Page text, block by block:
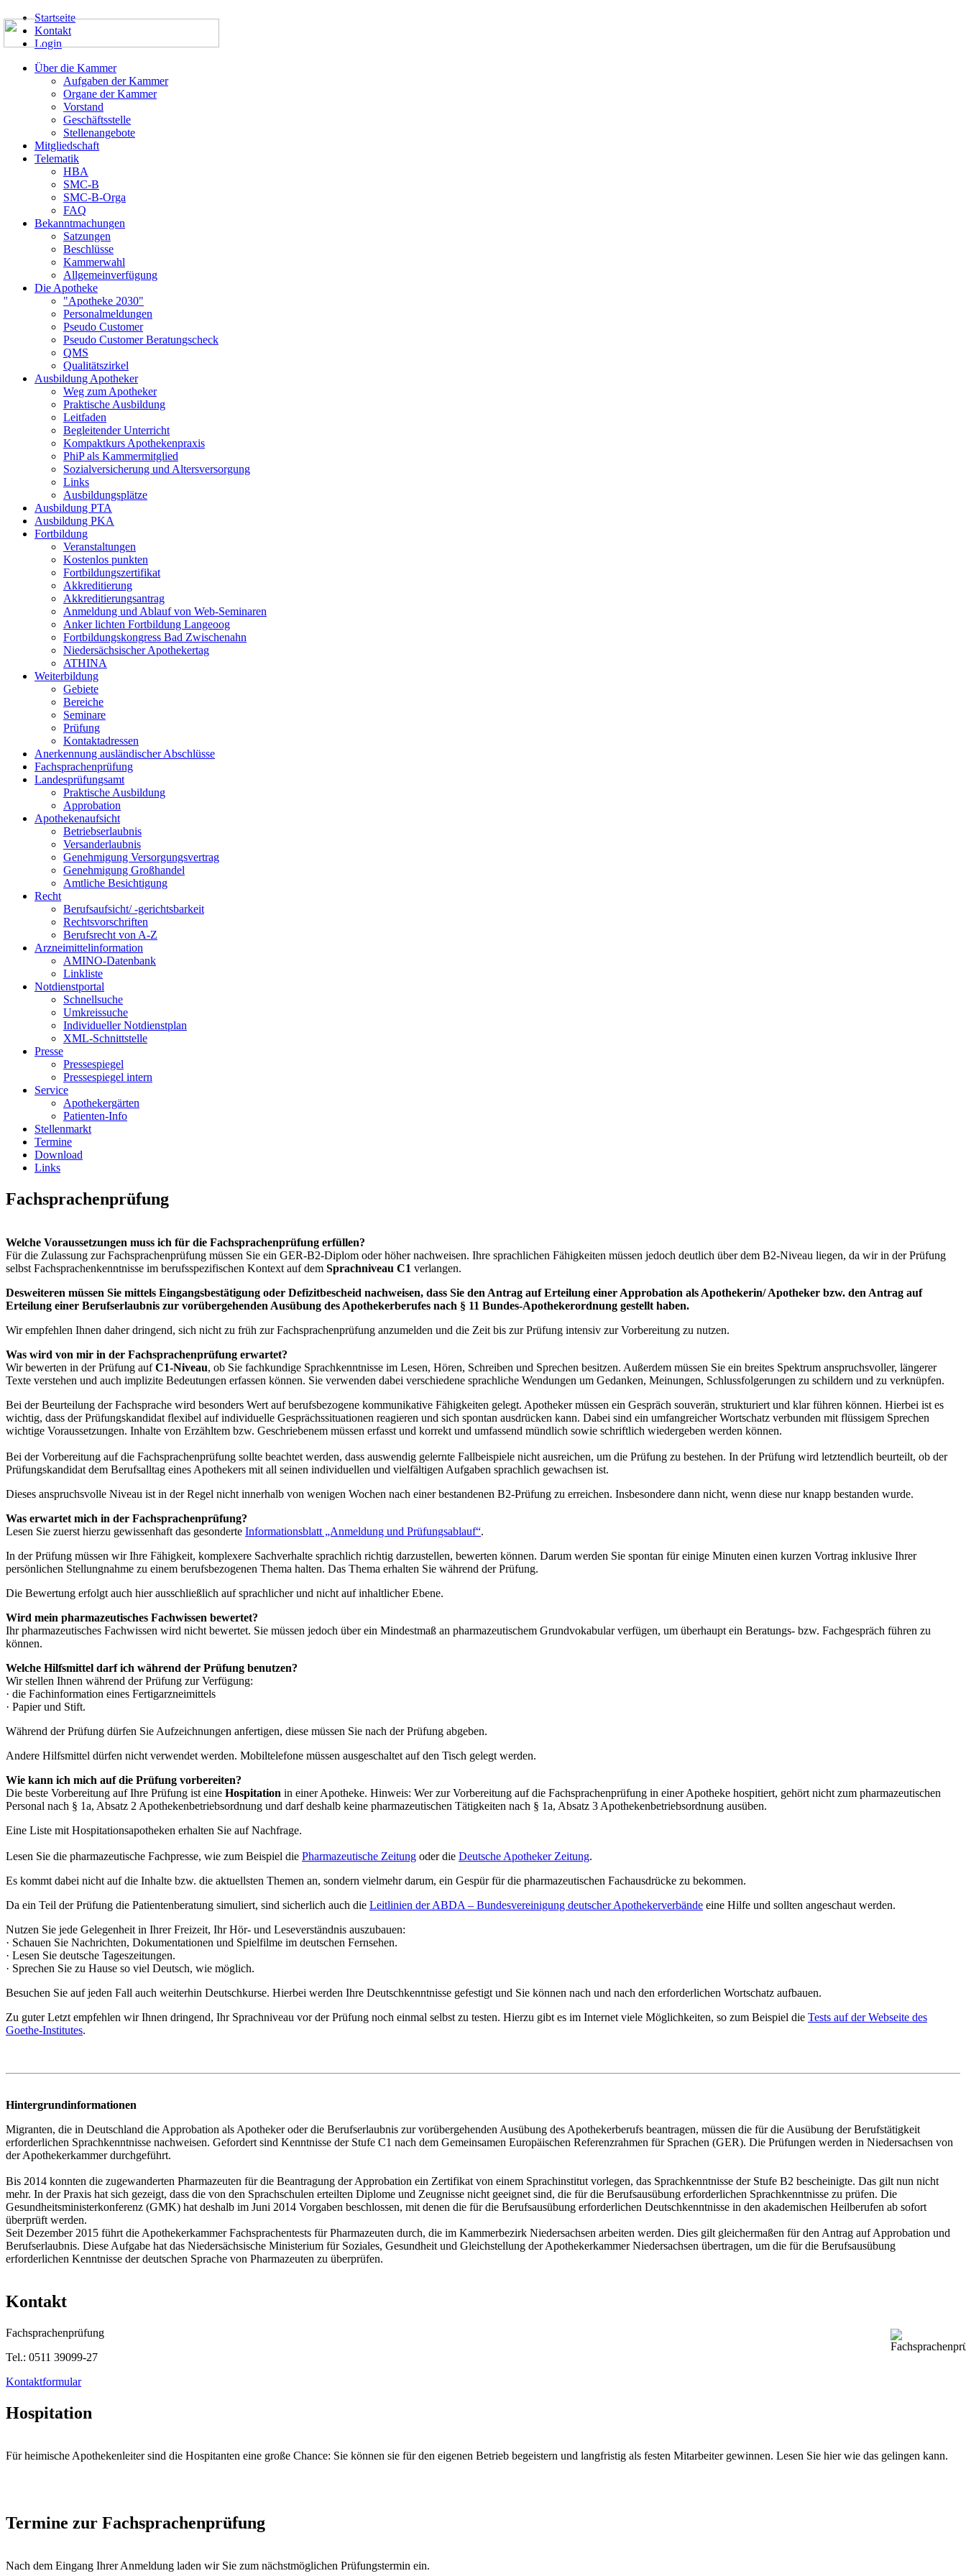
Startseite
Kontakt
Login
Über die Kammer
Aufgaben der Kammer
Organe der Kammer
Vorstand
Geschäftsstelle
Stellenangebote
Mitgliedschaft
Telematik
HBA
SMC-B
SMC-B-Orga
FAQ
Bekanntmachungen
Satzungen
Beschlüsse
Kammerwahl
Allgemeinverfügung
Die Apotheke
"Apotheke 2030"
Personalmeldungen
Pseudo Customer
Pseudo Customer Beratungscheck
QMS
Qualitätszirkel
Ausbildung Apotheker
Weg zum Apotheker
Praktische Ausbildung
Leitfaden
Begleitender Unterricht
Kompaktkurs Apothekenpraxis
PhiP als Kammermitglied
Sozialversicherung und Altersversorgung
Links
Ausbildungsplätze
Ausbildung PTA
Ausbildung PKA
Fortbildung
Veranstaltungen
Kostenlos punkten
Fortbildungszertifikat
Akkreditierung
Akkreditierungsantrag
Anmeldung und Ablauf von Web-Seminaren
Anker lichten Fortbildung Langeoog
Fortbildungskongress Bad Zwischenahn
Niedersächsischer Apothekertag
ATHINA
Weiterbildung
Gebiete
Bereiche
Seminare
Prüfung
Kontaktadressen
Anerkennung ausländischer Abschlüsse
Fachsprachenprüfung
Landesprüfungsamt
Praktische Ausbildung
Approbation
Apothekenaufsicht
Betriebserlaubnis
Versanderlaubnis
Genehmigung Versorgungsvertrag
Genehmigung Großhandel
Amtliche Besichtigung
Recht
Berufsaufsicht/ -gerichtsbarkeit
Rechtsvorschriften
Berufsrecht von A-Z
Arzneimittelinformation
AMINO-Datenbank
Linkliste
Notdienstportal
Schnellsuche
Umkreissuche
Individueller Notdienstplan
XML-Schnittstelle
Presse
Pressespiegel
Pressespiegel intern
Service
Apothekergärten
Patienten-Info
Stellenmarkt
Termine
Download
Links
Fachsprachenprüfung
Welche Voraussetzungen muss ich für die Fachsprachenprüfung erfüllen?
Für die Zulassung zur Fachsprachenprüfung müssen Sie ein GER-B2-Diplom oder höher nachweisen. Ihre sprachlichen Fähigkeiten müssen jedoch deutlich über dem B2-Niveau liegen, da wir in der Prüfung
selbst Fachsprachenkenntnisse im berufsspezifischen Kontext auf dem Sprachniveau C1 verlangen.
Desweiteren müssen Sie mittels Eingangsbestätigung oder Defizitbescheid nachweisen, dass Sie den Antrag auf Erteilung einer Approbation als Apothekerin/ Apotheker bzw. den Antrag auf
Erteilung einer Berufserlaubnis zur vorübergehenden Ausübung des Apothekerberufes nach § 11 Bundes-Apothekerordnung gestellt haben.
Wir empfehlen Ihnen daher dringend, sich nicht zu früh zur Fachsprachenprüfung anzumelden und die Zeit bis zur Prüfung intensiv zur Vorbereitung zu nutzen.
Was wird von mir in der Fachsprachenprüfung erwartet?
Wir bewerten in der Prüfung aufC1-Niveau, ob Sie fachkundige Sprachkenntnisse im Lesen, Hören, Schreiben und Sprechen besitzen. Außerdem müssen Sie ein breites Spektrum anspruchsvoller, längerer
Texte verstehen und auch implizite Bedeutungen erfassen können. Sie verwenden dabei verschiedene sprachliche Wendungen um Gedanken, Meinungen, Schlussfolgerungen zu schildern und zu verknüpfen.
Bei der Beurteilung der Fachsprache wird besonders Wert auf berufsbezogene kommunikative Fähigkeiten gelegt. Apotheker müssen ein Gespräch souverän, strukturiert und klar führen können. Hierbei ist es
wichtig, dass der Prüfungskandidat flexibel auf individuelle Gesprächssituationen reagieren und sich spontan ausdrücken kann. Dabei sind ein umfangreicher Wortschatz verbunden mit flüssigem Sprechen
wichtige Voraussetzungen. Inhalte von Erzähltem bzw. Geschriebenem müssen erfasst und korrekt und umfassend mündlich sowie schriftlich wiedergeben werden können.
Bei der Vorbereitung auf die Fachsprachenprüfung sollte beachtet werden, dass auswendig gelernte Fallbeispiele nicht ausreichen, um die Prüfung zu bestehen. In der Prüfung wird letztendlich beurteilt, ob der
Prüfungskandidat dem Berufsalltag eines Apothekers mit all seinen individuellen und vielfältigen Aufgaben sprachlich gewachsen ist.
Dieses anspruchsvolle Niveau ist in der Regel nicht innerhalb von wenigen Wochen nach einer bestandenen B2-Prüfung zu erreichen. Insbesondere dann nicht, wenn diese nur knapp bestanden wurde.
Was erwartet mich in der Fachsprachenprüfung?
Lesen Sie zuerst hierzu gewissenhaft das gesonderte Informationsblatt „Anmeldung und Prüfungsablauf“.
In der Prüfung müssen wir Ihre Fähigkeit, komplexere Sachverhalte sprachlich richtig darzustellen, bewerten können. Darum werden Sie spontan für einige Minuten einen kurzen Vortrag inklusive Ihrer
persönlichen Stellungnahme zu einem berufsbezogenen Thema halten. Das Thema erhalten Sie während der Prüfung.
Die Bewertung erfolgt auch hier ausschließlich auf sprachlicher und nicht auf inhaltlicher Ebene.
Wird mein pharmazeutisches Fachwissen bewertet?
Ihr pharmazeutisches Fachwissen wird nicht bewertet. Sie müssen jedoch über ein Mindestmaß an pharmazeutischem Grundvokabular verfügen, um überhaupt ein Beratungs- bzw. Fachgespräch führen zu
können.
Welche Hilfsmittel darf ich während der Prüfung benutzen?
Wir stellen Ihnen während der Prüfung zur Verfügung:
· die Fachinformation eines Fertigarzneimittels
· Papier und Stift.
Während der Prüfung dürfen Sie Aufzeichnungen anfertigen, diese müssen Sie nach der Prüfung abgeben.
Andere Hilfsmittel dürfen nicht verwendet werden. Mobiltelefone müssen ausgeschaltet auf den Tisch gelegt werden.
Wie kann ich mich auf die Prüfung vorbereiten?
Die beste Vorbereitung auf Ihre Prüfung ist eine Hospitation in einer Apotheke. Hinweis: Wer zur Vorbereitung auf die Fachsprachenprüfung in einer Apotheke hospitiert, gehört nicht zum pharmazeutischen
Personal nach § 1a, Absatz 2 Apothekenbetriebsordnung und darf deshalb keine pharmazeutischen Tätigkeiten nach § 1a, Absatz 3 Apothekenbetriebsordnung ausüben.
Eine Liste mit Hospitationsapotheken erhalten Sie auf Nachfrage.
Lesen Sie die pharmazeutische Fachpresse, wie zum Beispiel die Pharmazeutische Zeitung oder die Deutsche Apotheker Zeitung.
Es kommt dabei nicht auf die Inhalte bzw. die aktuellsten Themen an, sondern vielmehr darum, ein Gespür für die pharmazeutischen Fachausdrücke zu bekommen.
Da ein Teil der Prüfung die Patientenberatung simuliert, sind sicherlich auch die Leitlinien der ABDA – Bundesvereinigung deutscher Apothekerverbände eine Hilfe und sollten angeschaut werden.
Nutzen Sie jede Gelegenheit in Ihrer Freizeit, Ihr Hör- und Leseverständnis auszubauen:
· Schauen Sie Nachrichten, Dokumentationen und Spielfilme im deutschen Fernsehen.
· Lesen Sie deutsche Tageszeitungen.
· Sprechen Sie zu Hause so viel Deutsch, wie möglich.
Besuchen Sie auf jeden Fall auch weiterhin Deutschkurse. Hierbei werden Ihre Deutschkenntnisse gefestigt und Sie können nach und nach den erforderlichen Wortschatz aufbauen.
Zu guter Letzt empfehlen wir Ihnen dringend, Ihr Sprachniveau vor der Prüfung noch einmal selbst zu testen. Hierzu gibt es im Internet viele Möglichkeiten, so zum Beispiel die Tests auf der Webseite des
Goethe-Institutes.
Hintergrundinformationen
Migranten, die in Deutschland die Approbation als Apotheker oder die Berufserlaubnis zur vorübergehenden Ausübung des Apothekerberufs beantragen, müssen die für die Ausübung der Berufstätigkeit
erforderlichen Sprachkenntnisse nachweisen. Gefordert sind Kenntnisse der Stufe C1 nach dem Gemeinsamen Europäischen Referenzrahmen für Sprachen (GER). Die Prüfungen werden in Niedersachsen von
der Apothekerkammer durchgeführt.
Bis 2014 konnten die zugewanderten Pharmazeuten für die Beantragung der Approbation ein Zertifikat von einem Sprachinstitut vorlegen, das Sprachkenntnisse der Stufe B2 bescheinigte. Das gilt nun nicht
mehr. In der Praxis hat sich gezeigt, dass die von den Sprachschulen erteilten Diplome und Zeugnisse nicht geeignet sind, die für die Berufsausübung erforderlichen Sprachkenntnisse zu prüfen. Die
Gesundheitsministerkonferenz (GMK) hat deshalb im Juni 2014 Vorgaben beschlossen, mit denen die für die Berufsausübung erforderlichen Deutschkenntnisse in den akademischen Heilberufen ab sofort
überprüft werden.
Seit Dezember 2015 führt die Apothekerkammer Fachsprachentests für Pharmazeuten durch, die im Kammerbezirk Niedersachsen arbeiten werden. Dies gilt gleichermaßen für den Antrag auf Approbation und
Berufserlaubnis. Diese Aufgabe hat das Niedersächsische Ministerium für Soziales, Gesundheit und Gleichstellung der Apothekerkammer Niedersachsen übertragen, um die für die Berufsausübung
erforderlichen Kenntnisse der deutschen Sprache von Pharmazeuten zu überprüfen.
Kontakt
Fachsprachenprüfung
Tel.: 0511 39099-27
Kontaktformular
Hospitation
Für heimische Apothekenleiter sind die Hospitanten eine große Chance: Sie können sie für den eigenen Betrieb begeistern und langfristig als festen Mitarbeiter gewinnen. Lesen Sie hier wie das gelingen kann.
Termine zur Fachsprachenprüfung
Nach dem Eingang Ihrer Anmeldung laden wir Sie zum nächstmöglichen Prüfungstermin ein.